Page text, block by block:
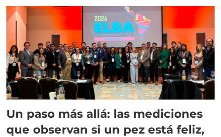
Un paso más allá: las mediciones
que observan si un pez está feliz,